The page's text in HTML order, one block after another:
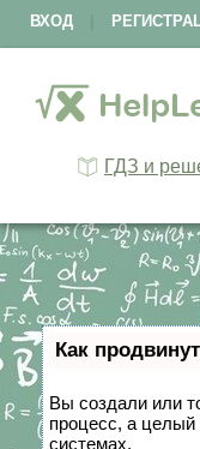
ВХОД
ГДЗ и
Как
Вы создали или
процесс, а целый
системах.